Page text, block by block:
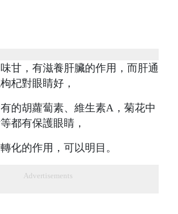
甘，有滋養肝臟的作用，而肝通
杞對眼睛好，
的胡蘿蔔素、維生素A，菊花中
都有保護眼睛，
化的作用，可以明目。
Advertisements